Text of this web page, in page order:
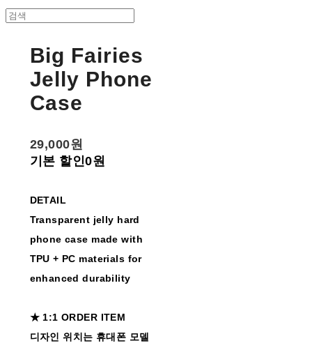
Big Fairies
Jelly Phone
Case
29,000원
기본 할인0원
DETAIL
Transparent jelly hard
phone case made with
TPU + PC materials for
enhanced durability
★ 1:1 ORDER ITEM
디자인 위치는 휴대폰 모델